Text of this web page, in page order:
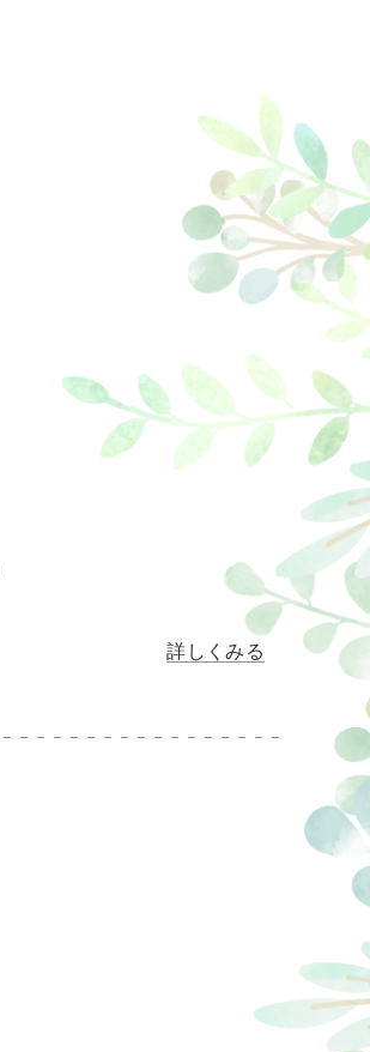
詳しくみる